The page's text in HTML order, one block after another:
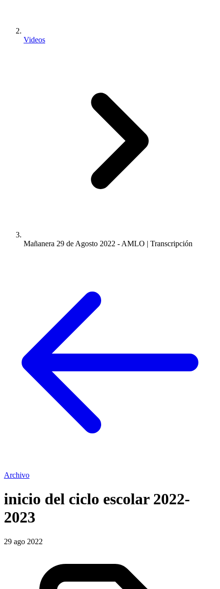
Videos
Mañanera 29 de Agosto 2022 - AMLO | Transcripción
Archivo
inicio del ciclo escolar 2022-
2023
29 ago 2022